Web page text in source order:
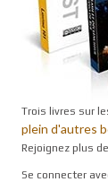
Trois livres sur
plein d'autres
Rejoignez plus de
Se connecter